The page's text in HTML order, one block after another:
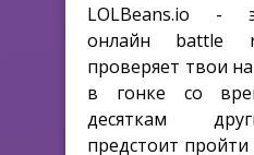
LOLBeans.io -
онлайн battle
проверяет твои
в гонке со
десяткам
предстоит